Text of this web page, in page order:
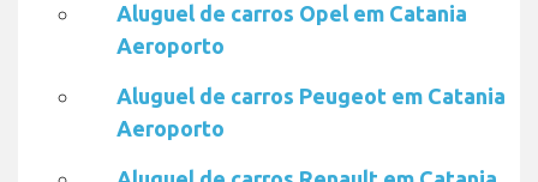
Aluguel de carros Opel em Catania
Aeroporto
Aluguel de carros Peugeot em Catania
Aeroporto